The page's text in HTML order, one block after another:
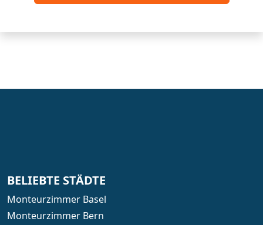
BELIEBTE STÄDTE
Monteurzimmer Basel
Monteurzimmer Bern